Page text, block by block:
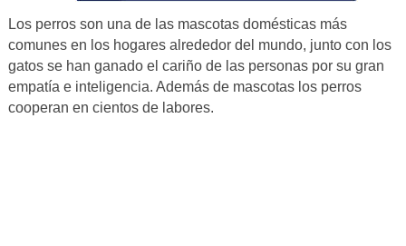
Los perros son una de las mascotas domésticas más
comunes en los hogares alrededor del mundo, junto con los
gatos se han ganado el cariño de las personas por su gran
empatía e inteligencia. Además de mascotas los perros
cooperan en cientos de labores.